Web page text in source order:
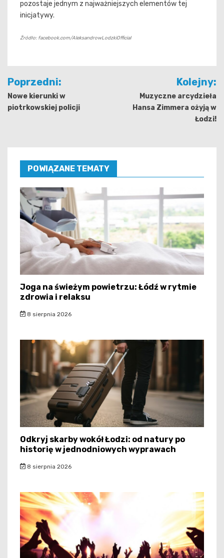
pozostaje jednym z najważniejszych elementów tej
inicjatywy.
Źródło: facebook.com/AleksandrowLodzkiOfficial
Nawigacja
wpisu
Poprzedni:
Nowe kierunki w
piotrkowskiej policji
Kolejny:
Muzyczne arcydzieła
Hansa Zimmera ożyją w
Łodzi!
POWIĄZANE TEMATY
Joga na świeżym powietrzu: Łódź w rytmie
zdrowia i relaksu
8 sierpnia 2026
Odkryj skarby wokół Łodzi: od natury po
historię w jednodniowych wyprawach
8 sierpnia 2026